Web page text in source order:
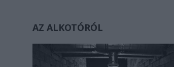
AZ ALKOTÓRÓL